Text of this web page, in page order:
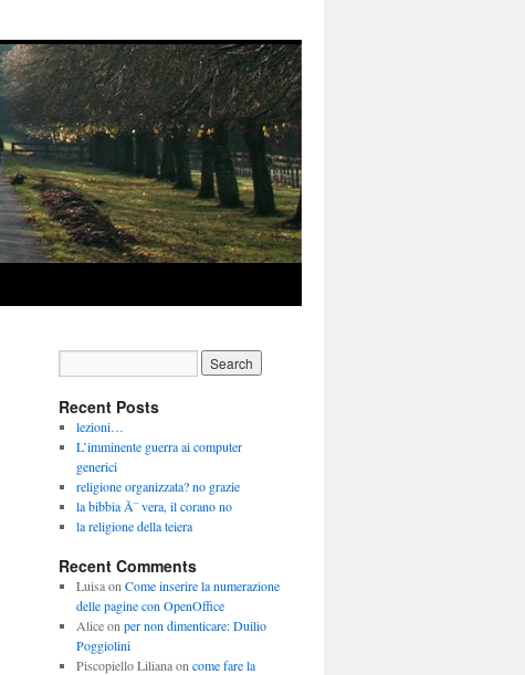
Recent Posts
lezioni…
L’imminente guerra ai computer
generici
religione organizzata? no grazie
la bibbia Ã¨ vera, il corano no
la religione della teiera
Recent Comments
Luisaon Come inserire la numerazione
delle pagine con OpenOffice
Aliceon per non dimenticare: Duilio
Poggiolini
Piscopiello Lilianaon come fare la